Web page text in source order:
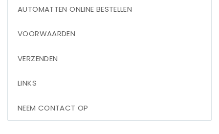
AUTOMATTEN ONLINE BESTELLEN
VOORWAARDEN
VERZENDEN
LINKS
NEEM CONTACT OP